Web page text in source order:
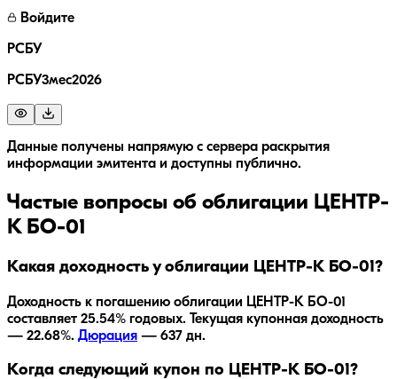
Войдите
РСБУ
РСБУ3мес2026
Данные получены напрямую с сервера раскрытия
информации эмитента и доступны публично.
Частые вопросы об облигации ЦЕНТР-
К БО-01
Какая доходность у облигации ЦЕНТР-К БО-01?
Доходность к погашению облигации ЦЕНТР-К БО-01
составляет 25.54% годовых. Текущая купонная доходность
— 22.68%. Дюрация — 637 дн.
Когда следующий купон по ЦЕНТР-К БО-01?